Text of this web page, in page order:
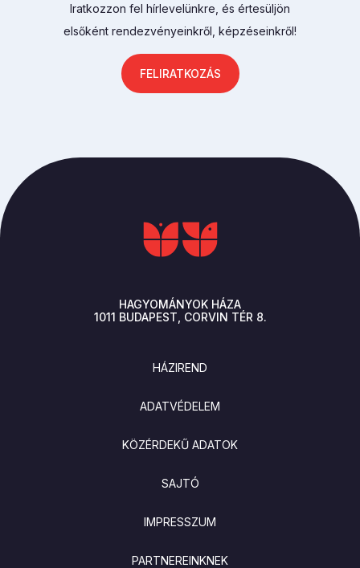
Iratkozzon fel hírlevelünkre, és értesüljön
elsőként rendezvényeinkről, képzéseinkről!
FELIRATKOZÁS
HAGYOMÁNYOK HÁZA
1011 BUDAPEST CORVIN TÉR 8.
HÁZIREND
ADATVÉDELEM
KÖZÉRDEKŰ ADATOK
SAJTÓ
IMPRESSZUM
PARTNEREINKNEK